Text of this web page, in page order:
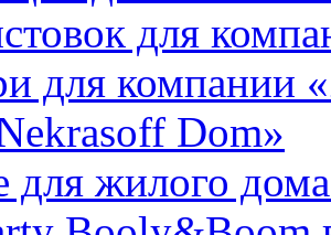
для
для компании
Dom»
для жилого